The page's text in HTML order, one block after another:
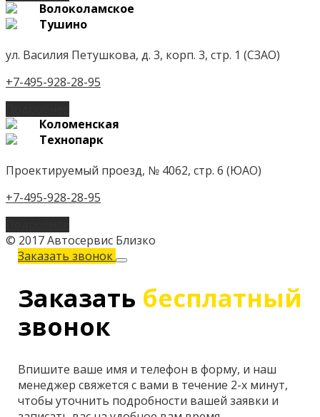
Волоколамское
Тушино
ул. Василия Петушкова, д. 3, корп. 3, стр. 1 (СЗАО)
+7-495-928-28-95
Коломенская
Технопарк
Проектируемый проезд, № 4062, стр. 6 (ЮАО)
+7-495-928-28-95
© 2017 Автосервис Близко
Заказать звонок
Заказать бесплатный
звонок
Впишите ваше имя и телефон в форму, и наш
менеджер свяжется с вами в течение 2-х минут,
чтобы уточнить подробности вашей заявки и